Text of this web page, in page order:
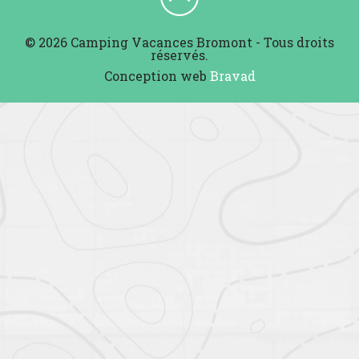
© 2026 Camping Vacances Bromont - Tous droits
réservés.
Conception web Bravad